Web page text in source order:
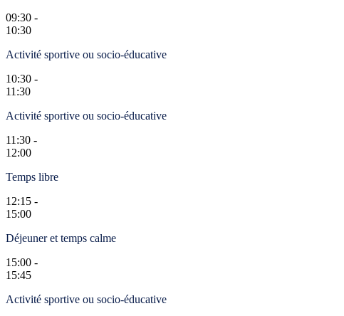
09:30 -
10:30
Activité sportive ou socio-éducative
10:30 -
11:30
Activité sportive ou socio-éducative
11:30 -
12:00
Temps libre
12:15 -
15:00
Déjeuner et temps calme
15:00 -
15:45
Activité sportive ou socio-éducative